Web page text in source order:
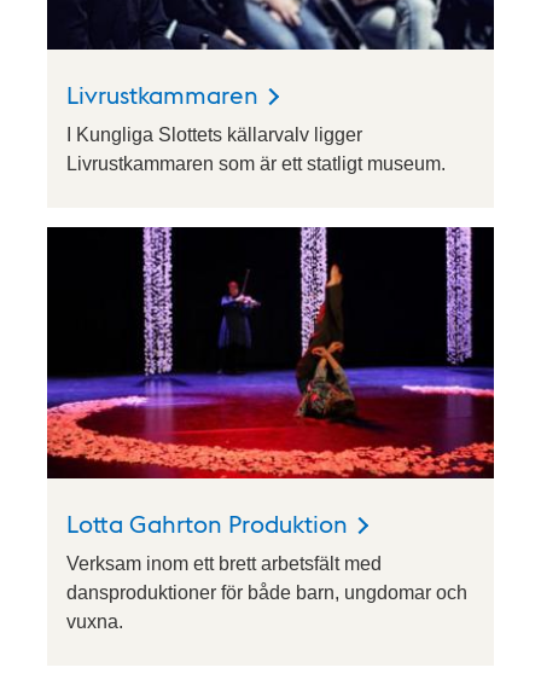
Livrustkammaren
I Kungliga Slottets källarvalv ligger
Livrustkammaren som är ett statligt museum.
Lotta Gahrton Produktion
Verksam inom ett brett arbetsfält med
dansproduktioner för både barn, ungdomar och
vuxna.